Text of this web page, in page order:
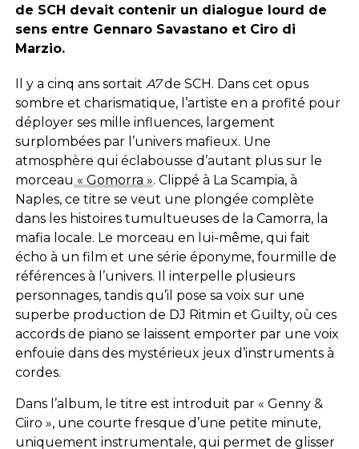
de SCH devait contenir un dialogue lourd de
sens entre Gennaro Savastano et Ciro di
Marzio.
Il y a cinq ans sortait A7de SCH. Dans cet opus
sombre et charismatique, l’artiste en a profité pour
déployer ses mille influences, largement
surplombées par l’univers mafieux. Une
atmosphère qui éclabousse d’autant plus sur le
morceau « Gomorra ». Clippé à La Scampia, à
Naples, ce titre se veut une plongée complète
dans les histoires tumultueuses de la Camorra, la
mafia locale. Le morceau en lui-même, qui fait
écho à un film et une série éponyme, fourmille de
références à l’univers. Il interpelle plusieurs
personnages, tandis qu’il pose sa voix sur une
superbe production de DJ Ritmin et Guilty, où ces
accords de piano se laissent emporter par une voix
enfouie dans des mystérieux jeux d’instruments à
cordes.
Dans l’album, le titre est introduit par « Genny &
Ciiro », une courte fresque d’une petite minute,
uniquement instrumentale, qui permet de glisser